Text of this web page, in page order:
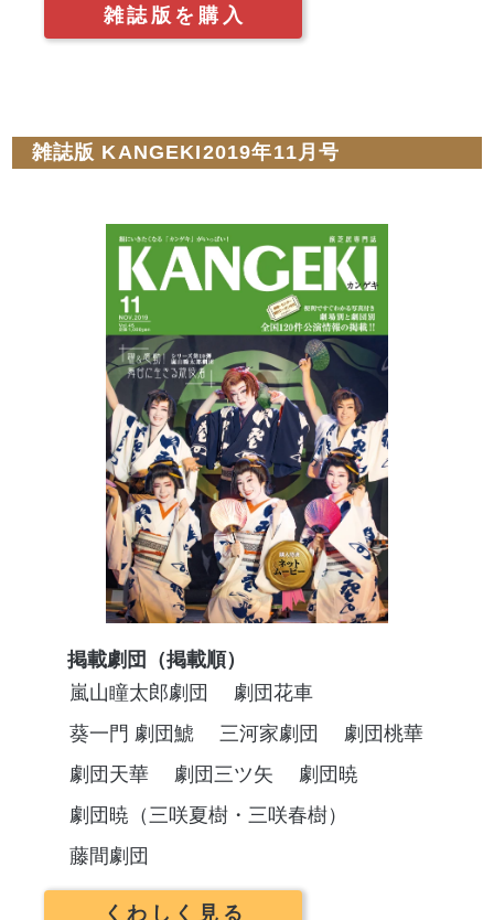
雑誌版を購入
雑誌版 KANGEKI2019年11月号
掲載劇団（掲載順）
嵐山瞳太郎劇団
劇団花車
葵一門 劇団鯱
三河家劇団
劇団桃華
劇団天華
劇団三ツ矢
劇団暁
劇団暁（三咲夏樹・三咲春樹）
藤間劇団
くわしく見る